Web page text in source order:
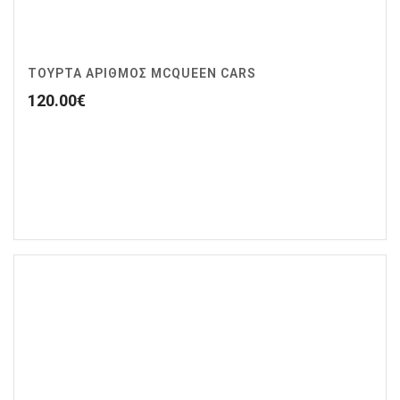
ΤΟΥΡΤΑ ΑΡΙΘΜΟΣ MCQUEEN CARS
120.00€